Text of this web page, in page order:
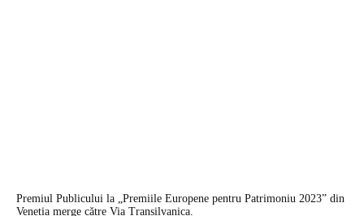
Premiul Publicului la „Premiile Europene pentru Patrimoniu 2023” din
Veneția merge către Via Transilvanica.